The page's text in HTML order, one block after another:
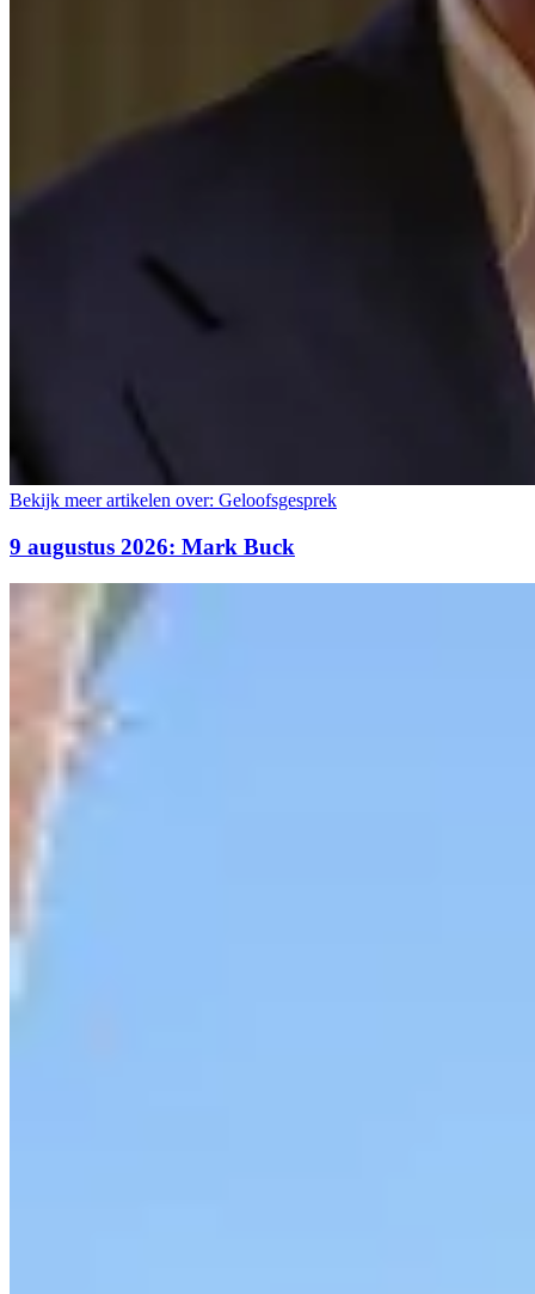
Bekijk meer artikelen over: Geloofsgesprek
9 augustus 2026: Mark Buck